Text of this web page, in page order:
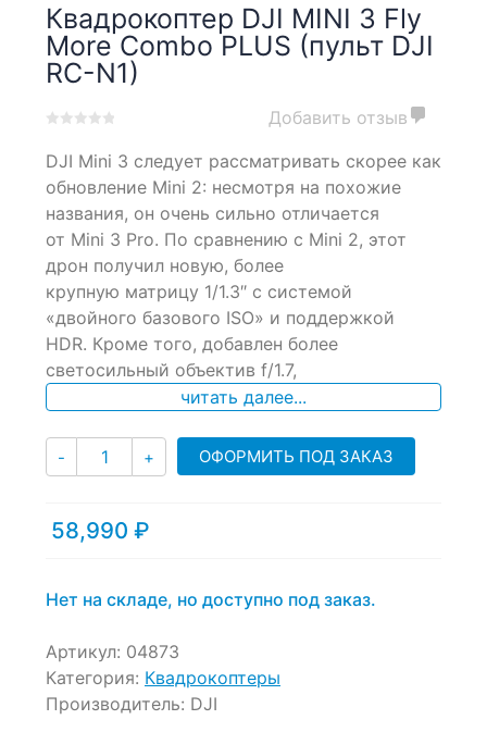
Квадрокоптер DJI MINI 3 Fly
More Combo PLUS (пульт DJI
RC-N1)
out
on
customer
ratings
Добавить отзыв
DJI Mini 3 следует рассматривать скорее как
обновление Mini 2: несмотря на похожие
названия, он очень сильно отличается
от Mini 3 Pro. По сравнению с Mini 2, этот
дрон получил новую, более
крупную матрицу 1/1.3″ с системой
«двойного базового ISO» и поддержкой
HDR. Кроме того, добавлен более
светосильный объектив f/1.7,
читать далее...
- Количество
+ ОФОРМИТЬ ПОД ЗАКАЗ
58,990 ₽
Нет на складе, но доступно под заказ.
Артикул: 04873
Категория: Квадрокоптеры
Производитель: DJI